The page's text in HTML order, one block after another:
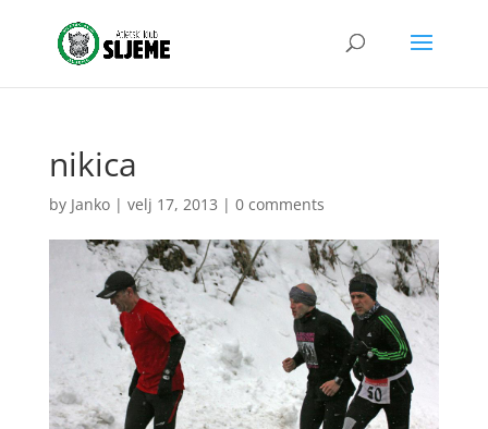
nikica
by Janko| velj 17, 2013 | 0 comments